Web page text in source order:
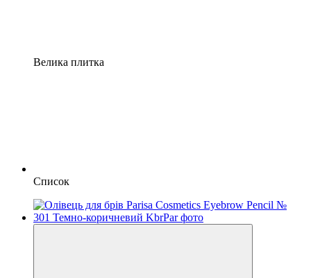
Велика плитка
Список